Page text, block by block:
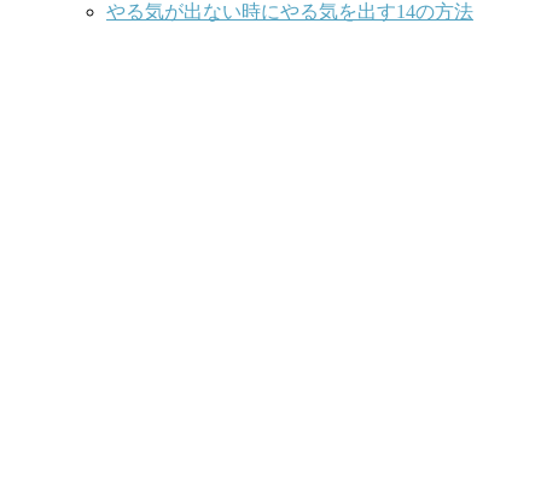
やる気が出ない時にやる気を出す14の方法